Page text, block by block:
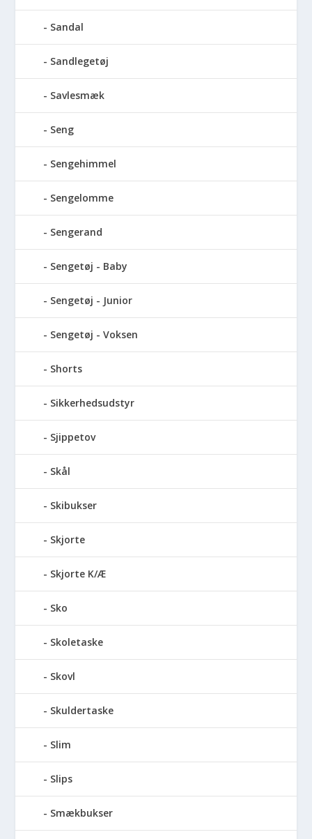
Sandal
Sandlegetøj
Savlesmæk
Seng
Sengehimmel
Sengelomme
Sengerand
Sengetøj - Baby
Sengetøj - Junior
Sengetøj - Voksen
Shorts
Sikkerhedsudstyr
Sjippetov
Skål
Skibukser
Skjorte
Skjorte K/Æ
Sko
Skoletaske
Skovl
Skuldertaske
Slim
Slips
Smækbukser